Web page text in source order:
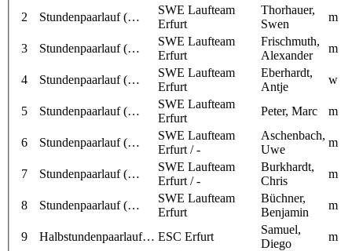
2 Stundenpaarlauf (…
SWE Laufteam
Erfurt
Thorhauer,
Swen
m
3 Stundenpaarlauf (…
SWE Laufteam
Erfurt
Frischmuth,
Alexander
m
4 Stundenpaarlauf (…
SWE Laufteam
Erfurt
Eberhardt,
Antje
w
5 Stundenpaarlauf (…
SWE Laufteam
Erfurt
Peter, Marc m
6 Stundenpaarlauf (…
SWE Laufteam
Erfurt / -
Aschenbach,
Uwe
m
7 Stundenpaarlauf (…
SWE Laufteam
Erfurt / -
Burkhardt,
Chris
m
8 Stundenpaarlauf (…
SWE Laufteam
Erfurt
Büchner,
Benjamin
m
9 Halbstundenpaarlauf… ESC Erfurt
Samuel,
Diego
m